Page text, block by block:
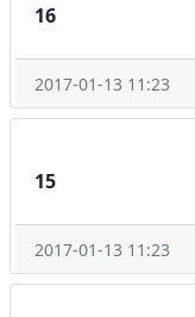
16
2017-01-13 11:23
15
2017-01-13 11:23